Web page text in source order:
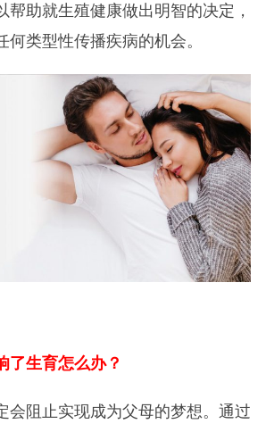
帮助就生殖健康做出明智的决定，
何类型性传播疾病的机会。
了生育怎么办？
会阻止实现成为父母的梦想。通过